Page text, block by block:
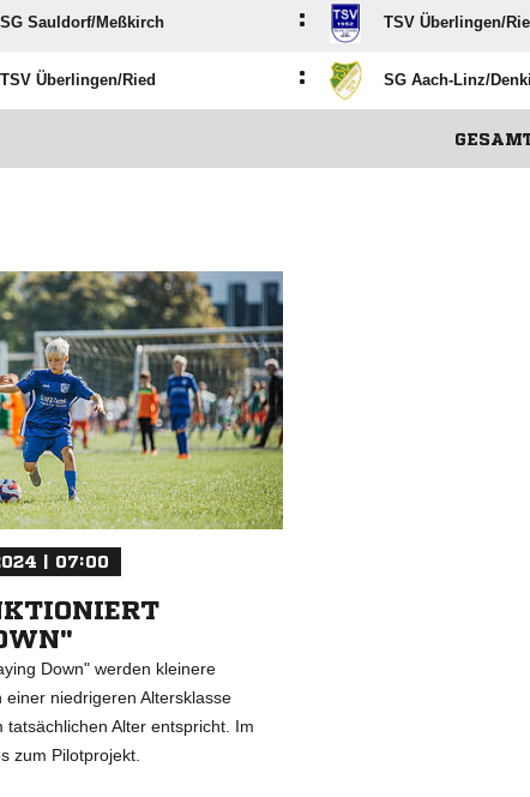
SG Sauldorf/​Meßkirch : TSV Überlingen/​
TSV Überlingen/​Ried : SG Aach-Linz/​
| 07:00
Down" werden kleinere
niedrigeren Altersklasse
Alter entspricht. Im
zum Pilotprojekt.